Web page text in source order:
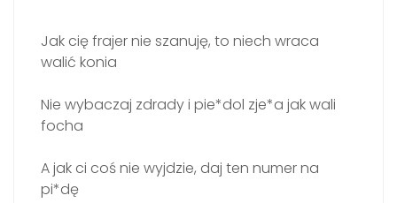
Jak cię frajer nie szanuję, to niech wraca
walić konia
Nie wybaczaj zdrady i pie*dol zje*a jak wali
focha
A jak ci coś nie wyjdzie, daj ten numer na
pi*dę